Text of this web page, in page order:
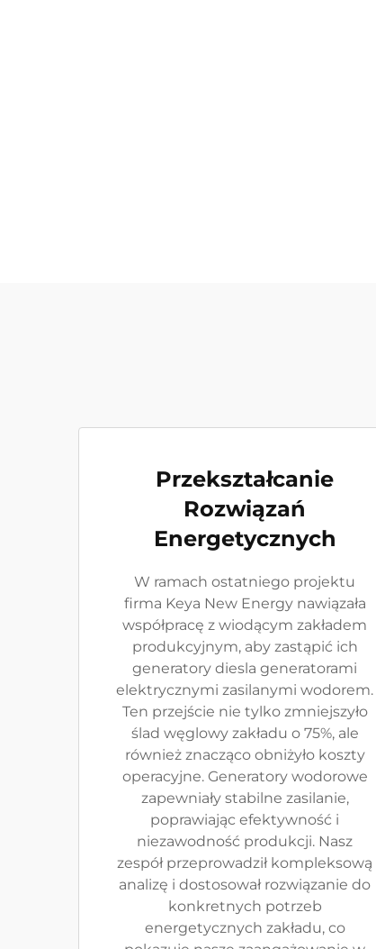
Przekształcanie
Rozwiązań
Energetycznych
W ramach ostatniego projektu
firma Keya New Energy nawiązała
współpracę z wiodącym zakładem
produkcyjnym, aby zastąpić ich
generatory diesla generatorami
elektrycznymi zasilanymi wodorem.
Ten przejście nie tylko zmniejszyło
ślad węglowy zakładu o 75%, ale
również znacząco obniżyło koszty
operacyjne. Generatory wodorowe
zapewniały stabilne zasilanie,
poprawiając efektywność i
niezawodność produkcji. Nasz
zespół przeprowadził kompleksową
analizę i dostosował rozwiązanie do
konkretnych potrzeb
energetycznych zakładu, co